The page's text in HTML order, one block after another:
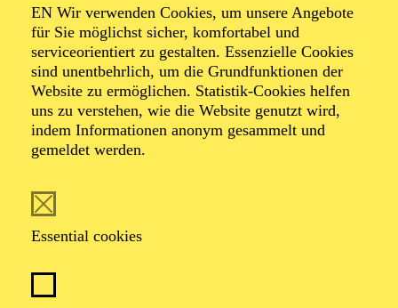
EN Wir verwenden Cookies, um unsere Angebote
für Sie möglichst sicher, komfortabel und
serviceorientiert zu gestalten. Essenzielle Cookies
sind unentbehrlich, um die Grundfunktionen der
Website zu ermöglichen. Statistik-Cookies helfen
uns zu verstehen, wie die Website genutzt wird,
indem Informationen anonym gesammelt und
gemeldet werden.
Essential cookies
Organiser: Theater-, Konzert- u. Gastspieldirektion OTTO
HOFNER GMBH
TICKETS
55,20 52,70€
EN: SCHAUSPIEL ESSEN
05.09.2026
19:30 - 21:30
BLICK AUF DEN IRAN –